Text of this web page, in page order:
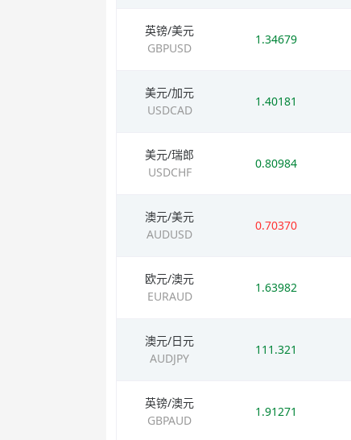
英镑/美元
GBPUSD
1.34679
美元/加元
USDCAD
1.40181
美元/瑞郎
USDCHF
0.80984
澳元/美元
AUDUSD
0.70370
欧元/澳元
EURAUD
1.63982
澳元/日元
AUDJPY
111.321
英镑/澳元
GBPAUD
1.91271